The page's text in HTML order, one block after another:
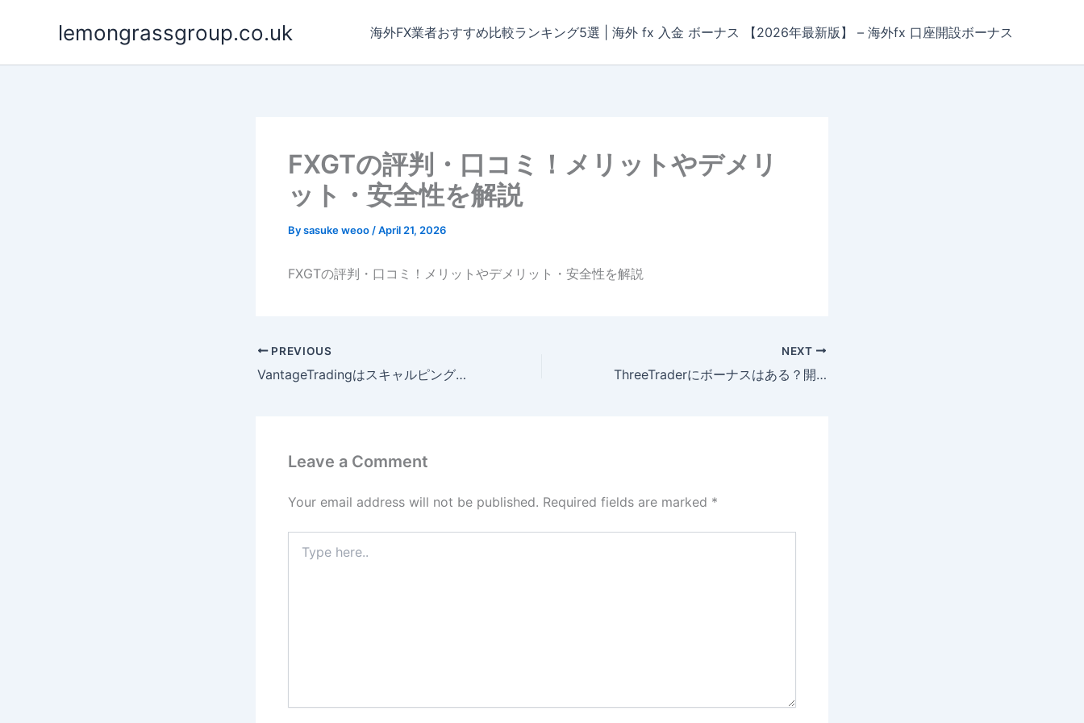
lemongrassgroup.co.uk 海外FX業者おすすめ比較ランキング5選 | 海外 fx 入金 ボーナス 【2026年最新版】 – 海外fx 口座開設ボーナス
FXGTの評判・口コミ！メリットやデメリ
ット・安全性を解説
Bysasuke weoo /April 21, 2026
FXGTの評判・口コミ！メリットやデメリット・安全性を解説
PREVIOUS
VantageTradingはスキャルピングに最適！おすすめの理由やスキャル向きの口座タイプを解説
NEXT
ThreeTraderにボーナスはある？開催中のキャンペーンを解説
Leave a Comment
Your email address will not be published. Required fields are marked *
here..